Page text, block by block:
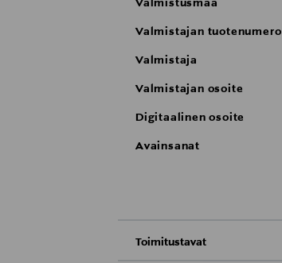
Valmistusmaa
Valmistajan tuotenumero
Valmistaja
Valmistajan osoite
Digitaalinen osoite
Avainsanat
Toimitustavat